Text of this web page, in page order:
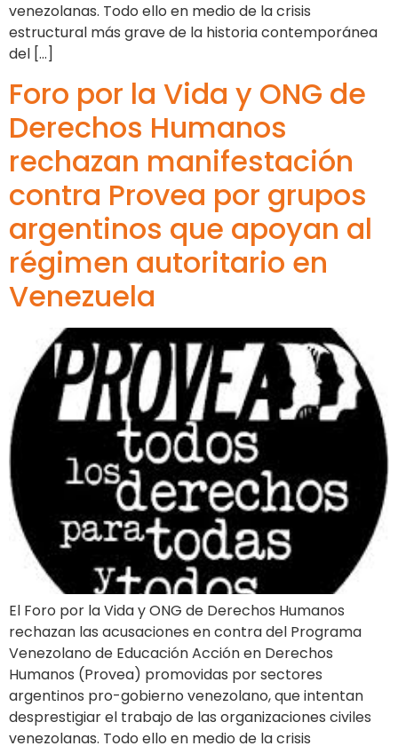
venezolanas. Todo ello en medio de la crisis
estructural más grave de la historia contemporánea
del […]
Foro por la Vida y ONG de
Derechos Humanos
rechazan manifestación
contra Provea por grupos
argentinos que apoyan al
régimen autoritario en
Venezuela
El Foro por la Vida y ONG de Derechos Humanos
rechazan las acusaciones en contra del Programa
Venezolano de Educación Acción en Derechos
Humanos (Provea) promovidas por sectores
argentinos pro-gobierno venezolano, que intentan
desprestigiar el trabajo de las organizaciones civiles
venezolanas. Todo ello en medio de la crisis